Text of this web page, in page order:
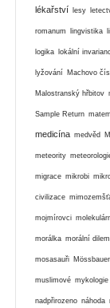
lékařství lesy
romanum lingvistika
logika lokální
lyžování Machovo
Malostranský hřbitov
Sample Return
medicína medvěd
meteority
migrace mikrobi
civilizace
mojmírovci
morálka morální
mosasauři
muslimové mykologie
nadpřirozeno náhoda